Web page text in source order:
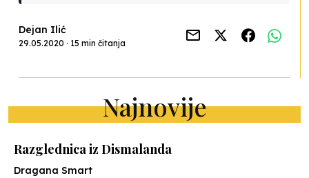
Dejan Ilić
29.05.2020 · 15 min čitanja
Najnovije
Razglednica iz Dismalanda
Dragana Smart